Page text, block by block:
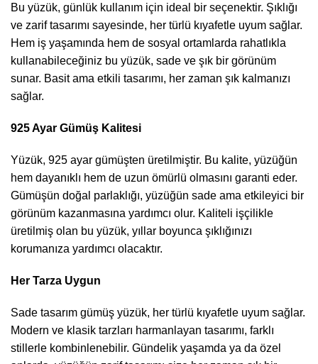
Bu yüzük, günlük kullanım için ideal bir seçenektir. Şıklığı
ve zarif tasarımı sayesinde, her türlü kıyafetle uyum sağlar.
Hem iş yaşamında hem de sosyal ortamlarda rahatlıkla
kullanabileceğiniz bu yüzük, sade ve şık bir görünüm
sunar. Basit ama etkili tasarımı, her zaman şık kalmanızı
sağlar.
925 Ayar Gümüş Kalitesi
Yüzük, 925 ayar gümüşten üretilmiştir. Bu kalite, yüzüğün
hem dayanıklı hem de uzun ömürlü olmasını garanti eder.
Gümüşün doğal parlaklığı, yüzüğün sade ama etkileyici bir
görünüm kazanmasına yardımcı olur. Kaliteli işçilikle
üretilmiş olan bu yüzük, yıllar boyunca şıklığınızı
korumanıza yardımcı olacaktır.
Her Tarza Uygun
Sade tasarım gümüş yüzük, her türlü kıyafetle uyum sağlar.
Modern ve klasik tarzları harmanlayan tasarımı, farklı
stillerle kombinlenebilir. Gündelik yaşamda ya da özel